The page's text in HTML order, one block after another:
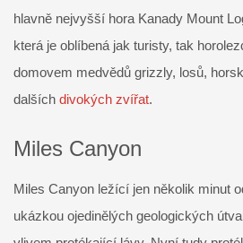
hlavně nejvyšší hora Kanady Mount
která je oblíbená jak turisty, tak
domovem medvědů grizzly, losů,
dalších divokých zvířat.
Miles Canyon
Miles Canyon ležící jen několik minut
ukázkou ojedinělých geologických